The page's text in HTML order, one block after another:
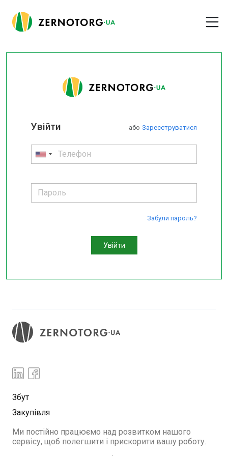
або Зареєструватися
Увійти
Забули пароль?
Увійти
Збут
Закупівля
Ми постійно працюємо над розвитком нашого
сервісу, щоб полегшити і прискорити вашу роботу.